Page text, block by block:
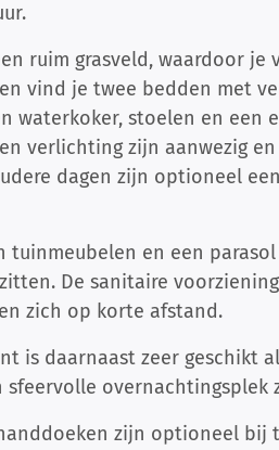
ruim grasveld, waardoor
vind je twee bedden met
waterkoker, stoelen en een
verlichting zijn aanwezig
dagen zijn optioneel
tuinmeubelen en een
De sanitaire
zich op korte afstand.
is daarnaast zeer geschikt
sfeervolle overnachtingsplek
zijn optioneel bij